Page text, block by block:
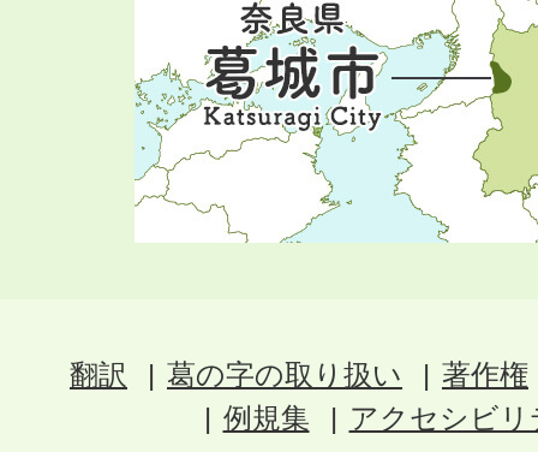
翻訳 葛の字の取り扱い
著作権
例規集
アクセシビ